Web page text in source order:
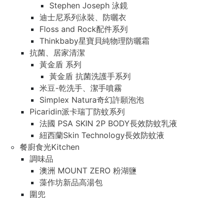
Stephen Joseph 泳鏡
迪士尼系列泳裝、防曬衣
Floss and Rock配件系列
Thinkbaby星寶貝純物理防曬霜
抗菌、居家清潔
黃金盾 系列
黃金盾 抗菌洗護手系列
米豆-乾洗手、潔手噴霧
Simplex Natura奇幻許願泡泡
Picaridin派卡瑞丁防蚊系列
法國 PSA SKIN 2P BODY長效防蚊乳液
紐西蘭Skin Technology長效防蚊液
餐廚食光Kitchen
調味品
澳洲 MOUNT ZERO 粉湖鹽
藻作坊新品高湯包
圍兜